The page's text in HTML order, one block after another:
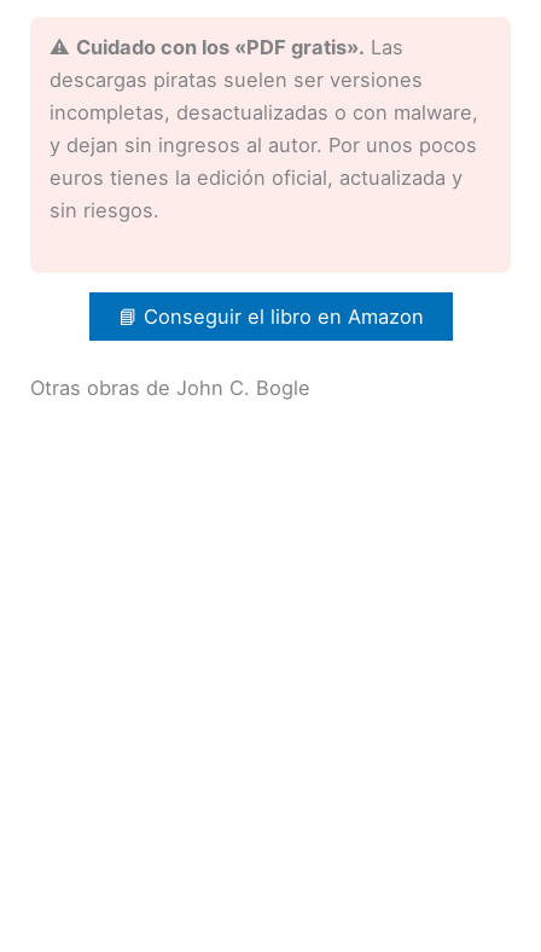
⚠️ Cuidado con los «PDF gratis». Las
descargas piratas suelen ser versiones
incompletas, desactualizadas o con malware,
y dejan sin ingresos al autor. Por unos pocos
euros tienes la edición oficial, actualizada y
sin riesgos.
📘 Conseguir el libro en Amazon
Otras obras de John C. Bogle